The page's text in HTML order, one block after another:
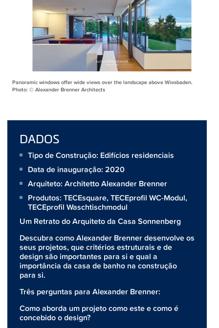
Panoramic windows offer wide views over the landscape above Wiesbaden.
Photo: © Alexander Brenner Architects
DADOS
Tipo de Construção: Edifícios residenciais
Data de inauguração: 2020
Arquiteto: Architetto Alexander Brenner
Produtos: TECEsquare,TECEprofil WC-Modul,
TECEprofil Waschtischmodul
Um Retrato do Arquiteto da Casa Sonnenberg
Descubra como Alexander Brenner desenvolve os
seus projetos, que critérios estruturais e de
design são importantes para si e qual a
importância da casa de banho na construção
para si.
Três perguntas para Alexander Brenner:
Como aborda um projeto como este e como é
concebido o design?